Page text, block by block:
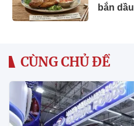
bắn dầu
CÙNG CHỦ ĐỀ